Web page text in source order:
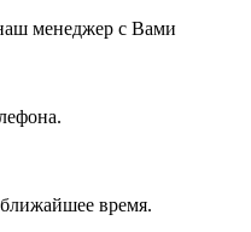
менеджер с Вами
время.